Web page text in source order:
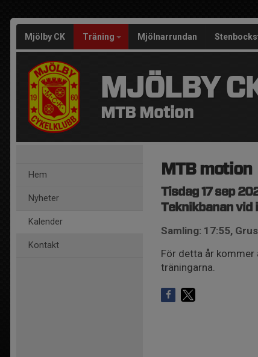
Mjölby CK Träning Mjölnarrundan
MJÖLBY
MTB Motion
Hem
Nyheter
Kalender
Kontakt
MTB motion
Tisdag 17 sep
Teknikbanan vid
Samling: 17:55,
För detta år
träningarna.